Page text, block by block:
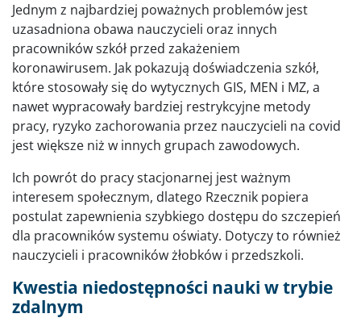
Jednym z najbardziej poważnych problemów jest
uzasadniona obawa nauczycieli oraz innych
pracowników szkół przed zakażeniem
koronawirusem. Jak pokazują doświadczenia szkół,
które stosowały się do wytycznych GIS, MEN i MZ, a
nawet wypracowały bardziej restrykcyjne metody
pracy, ryzyko zachorowania przez nauczycieli na covid
jest większe niż w innych grupach zawodowych.
Ich powrót do pracy stacjonarnej jest ważnym
interesem społecznym, dlatego Rzecznik popiera
postulat zapewnienia szybkiego dostępu do szczepień
dla pracowników systemu oświaty. Dotyczy to również
nauczycieli i pracowników żłobków i przedszkoli.
Kwestia niedostępności nauki w trybie
zdalnym